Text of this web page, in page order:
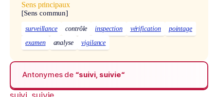
Sens principaux
[Sens commun]
surveillance contrôle inspection vérification
pointage
examen
analyse vigilance
Antonymes de “suivi, suivie“